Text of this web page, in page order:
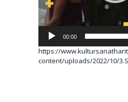
00:00
https://
content/uploads/2022/10/